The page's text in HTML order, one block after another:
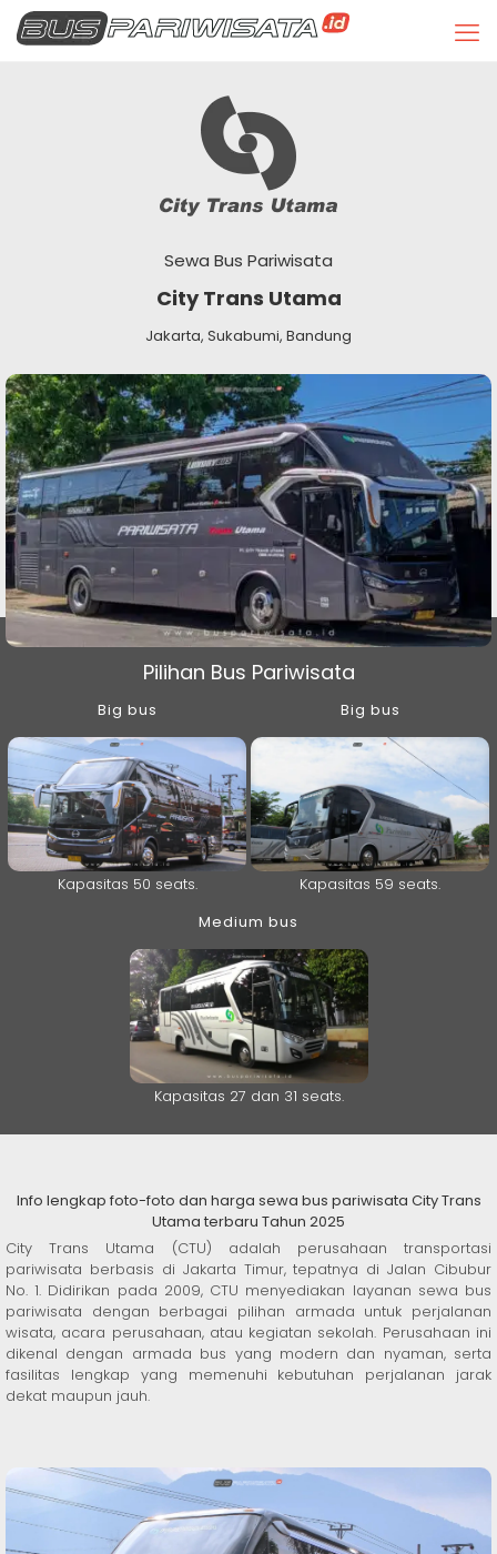
Sewa Bus Pariwisata
City Trans Utama
Jakarta, Sukabumi, Bandung
Pilihan Bus Pariwisata
Big bus
Kapasitas 50 seats.
Big bus
Kapasitas 59 seats.
Medium bus
Kapasitas 27 dan 31 seats.
Info lengkap foto-foto dan harga sewa bus pariwisata City Trans
Utama terbaru Tahun 2025
City Trans Utama (CTU) adalah perusahaan transportasi
pariwisata berbasis di Jakarta Timur, tepatnya di Jalan Cibubur
No. 1. Didirikan pada 2009, CTU menyediakan layanan sewa bus
pariwisata dengan berbagai pilihan armada untuk perjalanan
wisata, acara perusahaan, atau kegiatan sekolah. Perusahaan ini
dikenal dengan armada bus yang modern dan nyaman, serta
fasilitas lengkap yang memenuhi kebutuhan perjalanan jarak
dekat maupun jauh.